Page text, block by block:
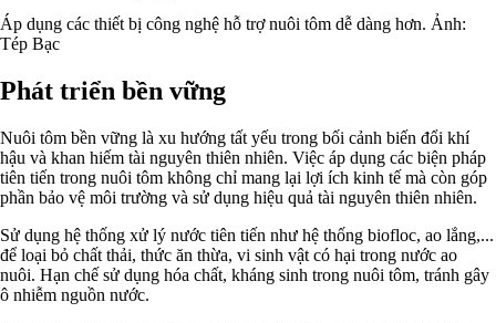
Áp dụng các thiết bị công nghệ hỗ trợ nuôi tôm dễ dàng hơn. Ảnh:
Tép Bạc
Phát triển bền vững
Nuôi tôm bền vững là xu hướng tất yếu trong bối cảnh biến đổi khí
hậu và khan hiếm tài nguyên thiên nhiên. Việc áp dụng các biện pháp
tiên tiến trong nuôi tôm không chỉ mang lại lợi ích kinh tế mà còn góp
phần bảo vệ môi trường và sử dụng hiệu quả tài nguyên thiên nhiên.
Sử dụng hệ thống xử lý nước tiên tiến như hệ thống biofloc, ao lắng,...
để loại bỏ chất thải, thức ăn thừa, vi sinh vật có hại trong nước ao
nuôi. Hạn chế sử dụng hóa chất, kháng sinh trong nuôi tôm, tránh gây
ô nhiễm nguồn nước.